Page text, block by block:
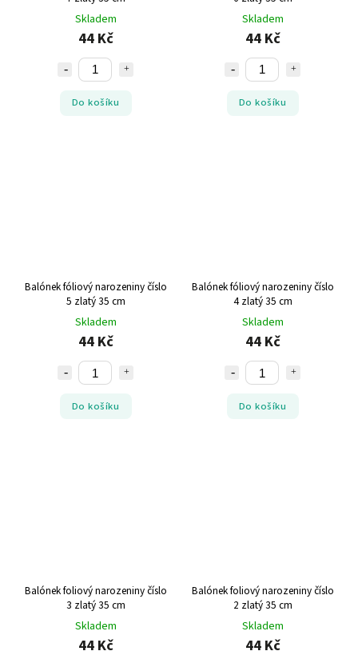
Skladem
44 Kč
Do košíku
Skladem
44 Kč
Do košíku
Balónek fóliový narozeniny číslo
5 zlatý 35 cm
Skladem
44 Kč
Do košíku
Balónek fóliový narozeniny číslo
4 zlatý 35 cm
Skladem
44 Kč
Do košíku
Balónek foliový narozeniny číslo
3 zlatý 35 cm
Skladem
44 Kč
Balónek foliový narozeniny číslo
2 zlatý 35 cm
Skladem
44 Kč